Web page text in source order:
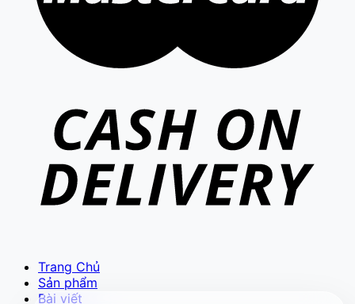
Báo giá Camera Tư vấn lắp đặt
Trang Chủ
Sản phẩm
Bài viết